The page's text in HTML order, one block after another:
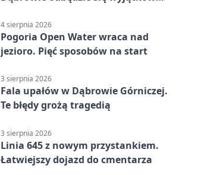
4 sierpnia 2026
Pogoria Open Water wraca nad
jezioro. Pięć sposobów na start
3 sierpnia 2026
Fala upałów w Dąbrowie Górniczej.
Te błędy grożą tragedią
3 sierpnia 2026
Linia 645 z nowym przystankiem.
Łatwiejszy dojazd do cmentarza